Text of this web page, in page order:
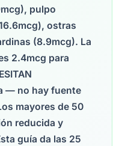
pulpo
ostras
(8.9mcg). La
2.4mcg para
— no hay fuente
mayores de 50
reducida y
guía da las 25